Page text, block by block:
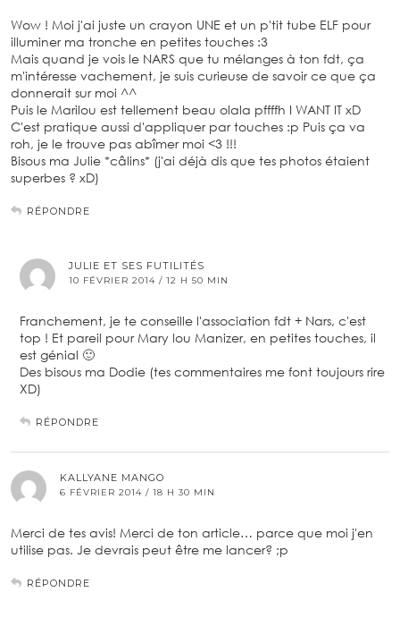
Wow ! Moi j'ai juste un crayon UNE et un p'tit tube ELF pour
illuminer ma tronche en petites touches :3
Mais quand je vois le NARS que tu mélanges à ton fdt, ça
m'intéresse vachement, je suis curieuse de savoir ce que ça
donnerait sur moi ^^
Puis le Marilou est tellement beau olala pffffh I WANT IT xD
C'est pratique aussi d'appliquer par touches :p Puis ça va
roh, je le trouve pas abîmer moi <3 !!!
Bisous ma Julie *câlins* (j'ai déjà dis que tes photos étaient
superbes ? xD)
RÉPONDRE
JULIE ET SES FUTILITÉS
10 FÉVRIER 2014 / 12 H 50 MIN
Franchement, je te conseille l'association fdt + Nars, c'est
top ! Et pareil pour Mary lou Manizer, en petites touches, il
est génial 🙂
Des bisous ma Dodie (tes commentaires me font toujours rire
XD)
RÉPONDRE
KALLYANE MANGO
6 FÉVRIER 2014 / 18 H 30 MIN
Merci de tes avis! Merci de ton article… parce que moi j'en
utilise pas. Je devrais peut être me lancer? ;p
RÉPONDRE